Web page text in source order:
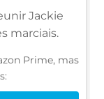
Jackie
marciais.
Prime, mas